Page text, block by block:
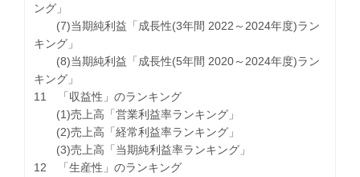
ング」
(7)当期純利益「成長性(3年間 2022～2024年度)ラン
キング」
(8)当期純利益「成長性(5年間 2020～2024年度)ラン
キング」
11 「収益性」のランキング
(1)売上高「営業利益率ランキング」
(2)売上高「経常利益率ランキング」
(3)売上高「当期純利益率ランキング」
12 「生産性」のランキング